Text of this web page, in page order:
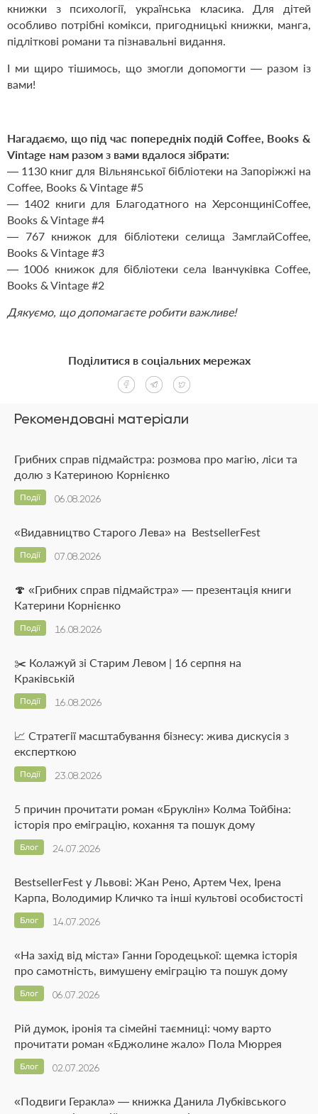
книжки з психології, українська класика. Для дітей
особливо потрібні комікси, пригодницькі книжки, манга,
підліткові романи та пізнавальні видання.
І ми щиро тішимось, що змогли допомогти — разом із
вами!
Нагадаємо, що під час попередніх подій Coffee, Books &
Vintage нам разом з вами вдалося зібрати:
— 1130 книг для Вільнянської бібліотеки на Запоріжжі на
Coffee, Books & Vintage #5
— 1402 книги для Благодатного на ХерсонщиніCoffee,
Books & Vintage #4
— 767 книжок для бібліотеки селища ЗамглайCoffee,
Books & Vintage #3
— 1006 книжок для бібліотеки села Іванчуківка Coffee,
Books & Vintage #2
Дякуємо, що допомагаєте робити важливе!
Рекомендовані матеріали
Грибних справ підмайстра: розмова про магію, ліси та
долю з Катериною Корнієнко
06.08.2026
Події
«Видавництво Старого Лева» на BestsellerFest
07.08.2026
Події
🍄 «Грибних справ підмайстра» — презентація книги
Катерини Корнієнко
16.08.2026
Події
✂️ Колажуй зі Старим Левом | 16 серпня на
Краківській
16.08.2026
Події
📈 Стратегії масштабування бізнесу: жива дискусія з
експерткою
23.08.2026
Події
5 причин прочитати роман «Бруклін» Колма Тойбіна:
історія про еміграцію, кохання та пошук дому
24.07.2026
Блог
BestsellerFest у Львові: Жан Рено, Артем Чех, Ірена
Карпа, Володимир Кличко та інші культові особистості
14.07.2026
Блог
«На захід від міста» Ганни Городецької: щемка історія
про самотність, вимушену еміграцію та пошук дому
06.07.2026
Блог
Рій думок, іронія та сімейні таємниці: чому варто
прочитати роман «Бджолине жало» Пола Мюррея
02.07.2026
Блог
«Подвиги Геракла» — книжка Данила Лубківського
Поділитися в соціальних мережах